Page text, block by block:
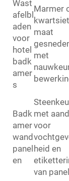
Wast
afelbl
aden
voor
hotel
badk
amer
s
Marmer
maat
met
Badk
amer
wand
panel
en
met
voor
heid en
van